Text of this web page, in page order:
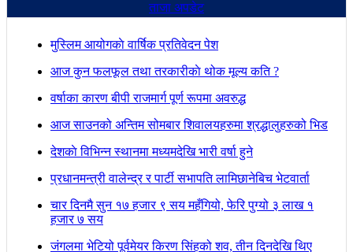
ताजा अपडेट
मुस्लिम आयोगकाे वार्षिक प्रतिवेदन पेश
आज कुन फलफूल तथा तरकारीकाे थोक मूल्य कति ?
वर्षाका कारण बीपी राजमार्ग पूर्ण रूपमा अवरुद्ध
आज साउनको अन्तिम सोमबार शिवालयहरुमा श्रद्धालुहरुको भिड
देशकाे विभिन्न स्थानमा मध्यमदेखि भारी वर्षा हुने
प्रधानमन्त्री वालेन्द्र र पार्टी सभापति लामिछानेबिच भेटवार्ता
चार दिनमै सुन १७ हजार ९ सय महँगियो, फेरि पुग्यो ३ लाख १
हजार ७ सय
जंगलमा भेटियो पूर्वमेयर किरण सिंहको शव, तीन दिनदेखि थिए